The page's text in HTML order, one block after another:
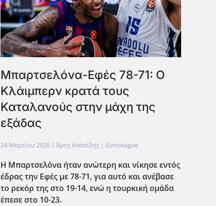
Μπαρτσελόνα-Εφές 78-71: Ο
Κλάιμπερν κρατά τους
Καταλανούς στην μάχη της
εξάδας
24 Μαρτίου 2026| Άρης Κατσίδης | Euroleague
Η Μπαρτσελόνα ήταν ανώτερη και νίκησε εντός
έδρας την Εφές με 78-71, για αυτό και ανέβασε
το ρεκόρ της στο 19-14, ενώ η τουρκική ομάδα
έπεσε στο 10-23.